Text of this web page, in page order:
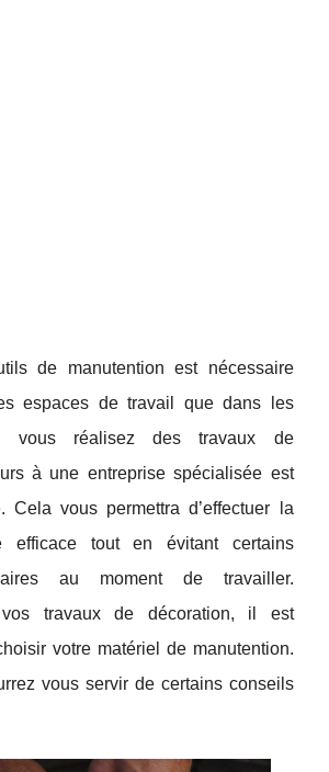
de manutention est nécessaire
espaces de travail que dans les
vous réalisez des travaux de
à une entreprise spécialisée est
Cela vous permettra d’effectuer la
efficace tout en évitant certains
au moment de travailler.
travaux de décoration, il est
votre matériel de manutention.
vous servir de certains conseils